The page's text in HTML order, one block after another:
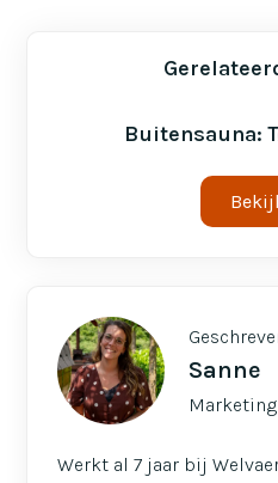
Buitensauna:
Sanne
Werkt al 7 jaar bij